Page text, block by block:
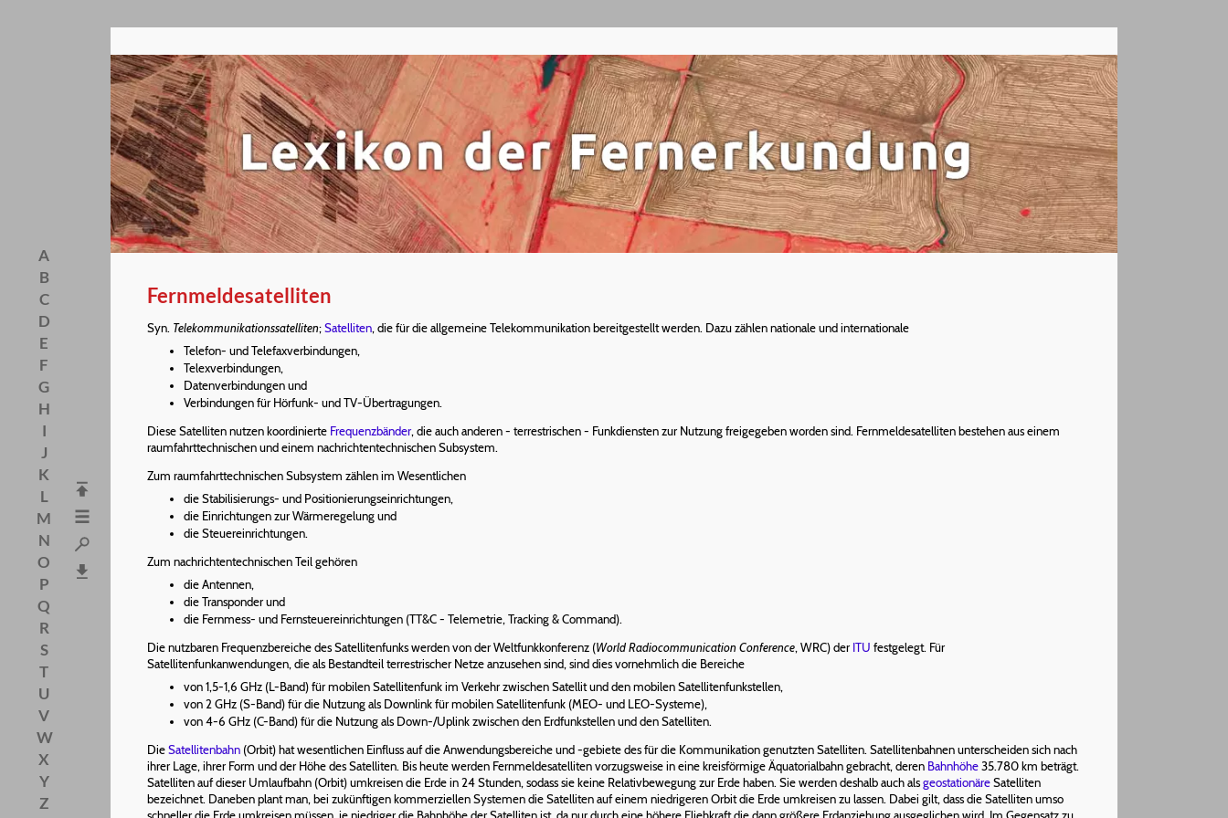
A
B
C
D
E
F
G
H
I
J
K
L
M
N
O
P
Q
R
S
T
U
V
W
X
Y
Z
Fernmeldesatelliten
Syn. Telekommunikationssatelliten;Satelliten, die für die allgemeine Telekommunikation bereitgestellt werden. Dazu zählen nationale und internationale
Telefon- und Telefaxverbindungen,
Telexverbindungen,
Datenverbindungen und
Verbindungen für Hörfunk- und TV-Übertragungen.
Diese Satelliten nutzen koordinierte Frequenzbänder, die auch anderen - terrestrischen - Funkdiensten zur Nutzung freigegeben worden sind. Fernmeldesatelliten bestehen aus einem
raumfahrttechnischen und einem nachrichtentechnischen Subsystem.
Zum raumfahrttechnischen Subsystem zählen im Wesentlichen
die Stabilisierungs- und Positionierungseinrichtungen,
die Einrichtungen zur Wärmeregelung und
die Steuereinrichtungen.
Zum nachrichtentechnischen Teil gehören
die Antennen,
die Transponder und
die Fernmess- und Fernsteuereinrichtungen (TT&C - Telemetrie, Tracking & Command).
Die nutzbaren Frequenzbereiche des Satellitenfunks werden von der Weltfunkkonferenz (World Radiocommunication Conference, WRC) derITU festgelegt. Für
Satellitenfunkanwendungen, die als Bestandteil terrestrischer Netze anzusehen sind, sind dies vornehmlich die Bereiche
von 1,5-1,6 GHz (L-Band) für mobilen Satellitenfunk im Verkehr zwischen Satellit und den mobilen Satellitenfunkstellen,
von 2 GHz (S-Band) für die Nutzung als Downlink für mobilen Satellitenfunk (MEO- und LEO-Systeme),
von 4-6 GHz (C-Band) für die Nutzung als Down-/Uplink zwischen den Erdfunkstellen und den Satelliten.
DieSatellitenbahn (Orbit) hat wesentlichen Einfluss auf die Anwendungsbereiche und -gebiete des für die Kommunikation genutzten Satelliten. Satellitenbahnen unterscheiden sich nach
ihrer Lage, ihrer Form und der Höhe des Satelliten. Bis heute werden Fernmeldesatelliten vorzugsweise in eine kreisförmige Äquatorialbahn gebracht, deren Bahnhöhe35.780 km beträgt.
Satelliten auf dieser Umlaufbahn (Orbit) umkreisen die Erde in 24 Stunden, sodass sie keine Relativbewegung zur Erde haben. Sie werden deshalb auch alsgeostationäreSatelliten
bezeichnet. Daneben plant man, bei zukünftigen kommerziellen Systemen die Satelliten auf einem niedrigeren Orbit die Erde umkreisen zu lassen. Dabei gilt, dass die Satelliten umso